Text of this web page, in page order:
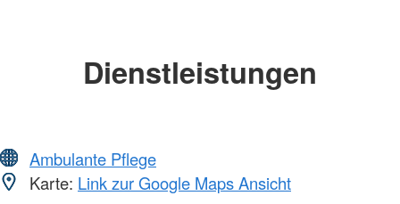
Dienstleistungen
Ambulante Pflege
Karte: Link zur Google Maps Ansicht